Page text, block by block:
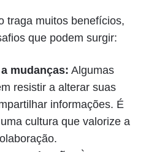
traga muitos benefícios,
que podem surgir:
mudanças: Algumas
resistir a alterar suas
informações. É
cultura que valorize a